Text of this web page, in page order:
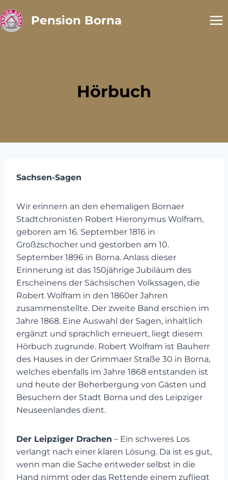
Inhalt
springen
Pension Borna
Hörbuch
Sachsen-Sagen
Wir erinnern an den ehemaligen Bornaer
Stadtchronisten Robert Hieronymus Wolfram,
geboren am 16. September 1816 in
Großzschocher und gestorben am 10.
September 1896 in Borna. Anlass dieser
Erinnerung ist das 150jährige Jubiläum des
Erscheinens der Sächsischen Volkssagen, die
Robert Wolfram in den 1860er Jahren
zusammenstellte. Der zweite Band erschien im
Jahre 1868. Eine Auswahl der Sagen, inhaltlich
ergänzt und sprachlich erneuert, liegt diesem
Hörbuch zugrunde. Robert Wolfram ist Bauherr
des Hauses in der Grimmaer Straße 30 in Borna,
welches ebenfalls im Jahre 1868 entstanden ist
und heute der Beherbergung von Gästen und
Besuchern der Stadt Borna und des Leipziger
Neuseenlandes dient.
Der Leipziger Drachen – Ein schweres Los
verlangt nach einer klaren Lösung. Da ist es gut,
wenn man die Sache entweder selbst in die
Hand nimmt oder das Rettende einem zufliegt